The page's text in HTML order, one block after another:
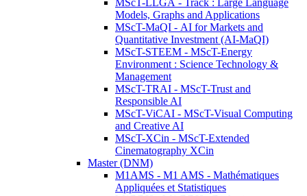
MScT-LLGA - Track : Large Language
Models, Graphs and Applications
MScT-MaQI - AI for Markets and
Quantitative Investment (AI-MaQI)
MScT-STEEM - MScT-Energy
Environment : Science Technology &
Management
MScT-TRAI - MScT-Trust and
Responsible AI
MScT-ViCAI - MScT-Visual Computing
and Creative AI
MScT-XCin - MScT-Extended
Cinematography XCin
Master (DNM)
M1AMS - M1 AMS - Mathématiques
Appliquées et Statistiques